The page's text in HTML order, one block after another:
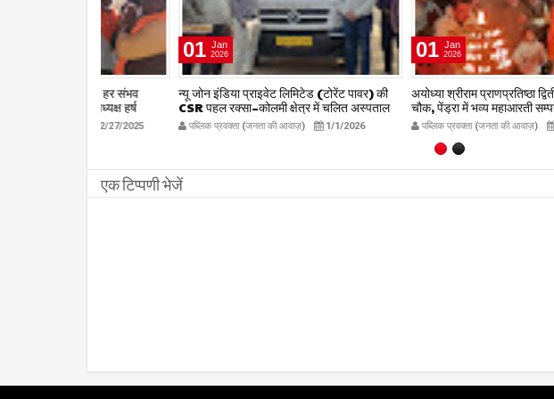
01 2026
न्यू जोन इंडिया प्राइवेट लिमिटेड (टोरेंट पावर) की
CSR पहल रक्सा–कोलमी क्षेत्र में चलित अस्पताल
एम्बुलेंस सेवा का शुभारंभ
publicpravakta.com
पब्लिक प्रवक्ता (जनता की आवाज़) 1/1/2026
01 2026
अयोध्या श्रीराम प्राणप्रतिष्ठा द्वितीय वर्षगाँठ पर दुर्गा
चौक, पेंड्रा में भव्य महाआरती सम्पन्न
publicpravakta.com
पब्लिक प्रवक्ता (जनता की आवाज़) 1/1/2026
एक टिप्पणी भेजें